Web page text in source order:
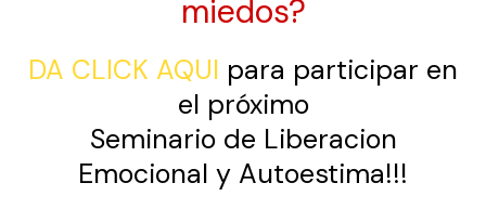
miedos?
DA CLICK AQUI para participar en
el próximo
Seminario de Liberacion
Emocional y Autoestima!!!